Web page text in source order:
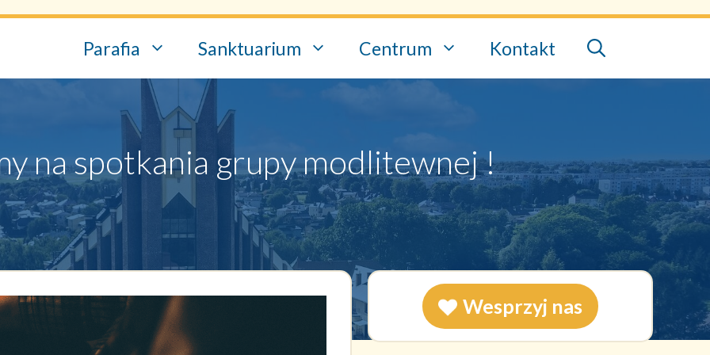
Parafia Sanktuarium Centrum Kontakt
na spotkania grupy modlitewnej !
Wesprzyj nas